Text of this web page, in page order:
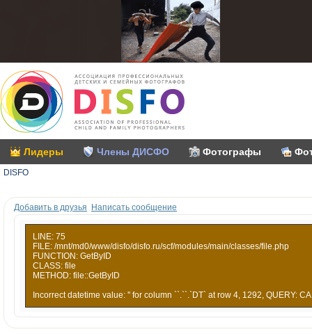
Лидеры Члены ДИСФО Фотографы
DISFO
Добавить в друзья Написать сообщение
LINE: 75
FILE: /mnt/md0/www/disfo/disfo.ru/scf/modules/main/classes/file.php
FUNCTION: GetByID
CLASS: file
METHOD: file::GetByID
Incorrect datetime value: '' for column ``.``.`DT` at row 4, 1292, QUERY: